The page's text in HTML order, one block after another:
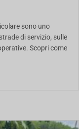
sono uno
di servizio, sulle
Scopri come